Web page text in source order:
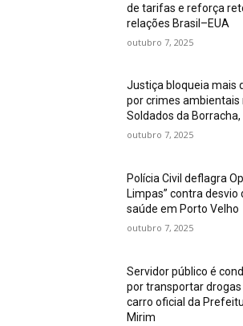
de tarifas e reforça
relações Brasil–EUA
outubro 7, 2025
Justiça bloqueia mais
por crimes ambientais
Soldados da
outubro 7, 2025
Polícia Civil deflagra
Limpas” contra
saúde em Porto Velho
outubro 7, 2025
Servidor público é
por transportar
carro oficial da
Mirim